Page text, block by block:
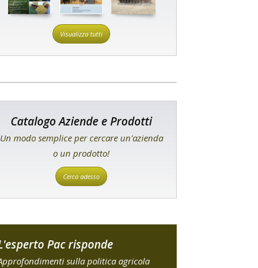
Visualizza tutti
Catalogo Aziende e Prodotti
Un modo semplice per cercare un'azienda
o un prodotto!
Cerca adesso
Pac risponde
sulla politica agricola